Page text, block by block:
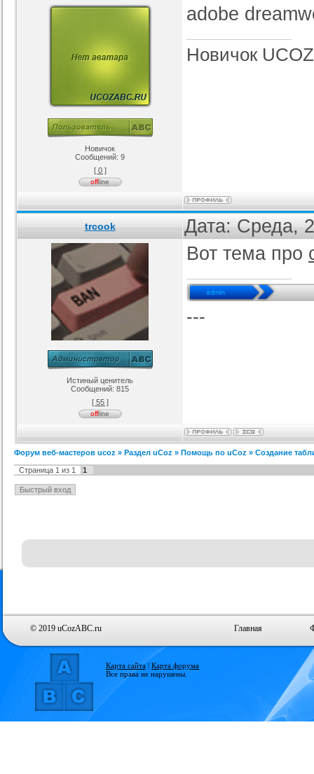
Новичок
Сообщений: 9
[ 0 ]
adobe
Новичок UCOZ
trcook Дата: Среда,
Истиный ценитель
Сообщений: 815
[ 55 ]
Вот тема про
---
Форум веб-мастеров ucoz » Раздел uCoz » Помощь по uCoz » Создание
Страница 1 из 1 1
© 2019 uCozABC.ru Главная
Карта сайта | Карта форума
Все права не нарушены.